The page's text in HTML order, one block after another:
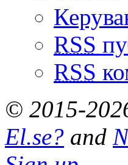
RSS
RSS
© 2015-
El.se? and